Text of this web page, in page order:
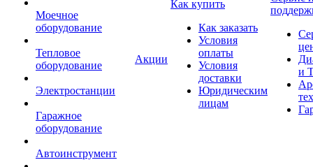
Моечное
оборудование
Тепловое
оборудование
Электростанции
Гаражное
оборудование
Автоинструмент
Акции
Как купить
Как заказать
Условия
оплаты
Условия
доставки
Юридическим
лицам
и